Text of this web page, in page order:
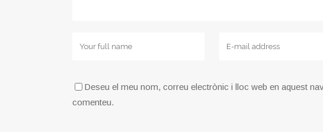
Deseu el meu nom, correu electrònic i lloc web en aquest
comenteu.